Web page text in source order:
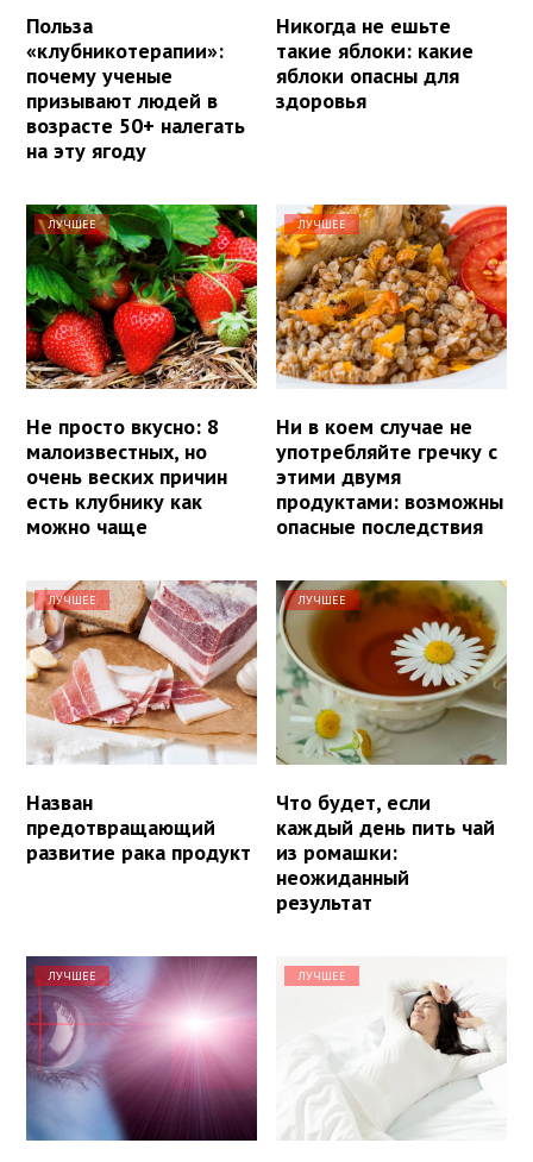
Польза
«клубникотерапии»:
почему ученые
призывают людей в
возрасте 50+ налегать
на эту ягоду
Никогда не ешьте
такие яблоки: какие
яблоки опасны для
здоровья
ЛУЧШЕЕ
Не просто вкусно: 8
малоизвестных, но
очень веских причин
есть клубнику как
можно чаще
ЛУЧШЕЕ
Ни в коем случае не
употребляйте гречку с
этими двумя
продуктами: возможны
опасные последствия
ЛУЧШЕЕ
Назван
предотвращающий
развитие рака продукт
ЛУЧШЕЕ
Что будет, если
каждый день пить чай
из ромашки:
неожиданный
результат
ЛУЧШЕЕ ЛУЧШЕЕ